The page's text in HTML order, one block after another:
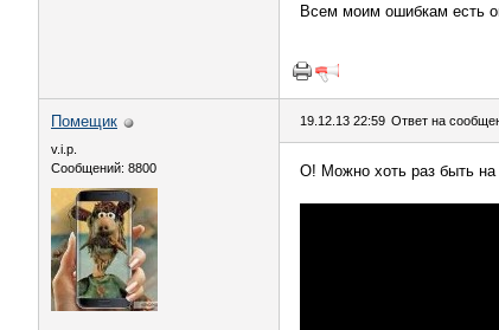
Всем моим ошибкам есть
Помещик
v.i.p.
Сообщений: 8800
19.12.13 22:59 Ответ на
О! Можно хоть раз быть на